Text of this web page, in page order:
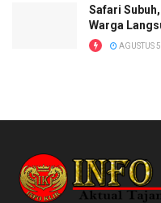
Safari
Warga
AGUSTUS